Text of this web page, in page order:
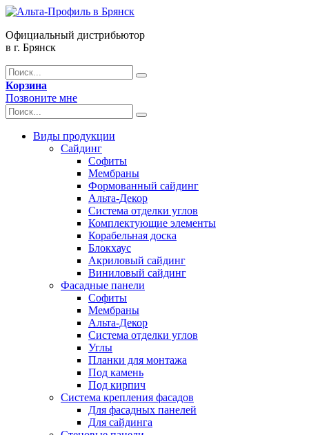
Официальный дистрибьютор
в г. Брянск
Корзина
Позвоните мне
Виды продукции
Сайдинг
Софиты
Мембраны
Формованный сайдинг
Альта-Декор
Система отделки углов
Комплектующие элементы
Корабельная доска
Блокхаус
Акриловый сайдинг
Виниловый сайдинг
Фасадные панели
Софиты
Мембраны
Альта-Декор
Система отделки углов
Углы
Планки для монтажа
Под камень
Под кирпич
Система крепления фасадов
Для фасадных панелей
Для сайдинга